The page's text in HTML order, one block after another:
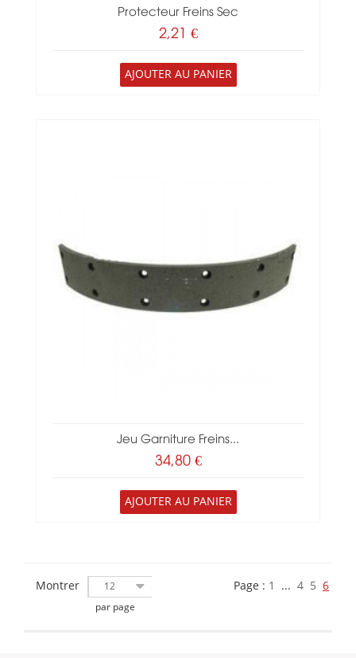
Protecteur Freins Sec
2,21 €
AJOUTER AU PANIER
Jeu Garniture Freins...
34,80 €
AJOUTER AU PANIER
Montrer
12
par page
Page : 1 ... 4 5 6